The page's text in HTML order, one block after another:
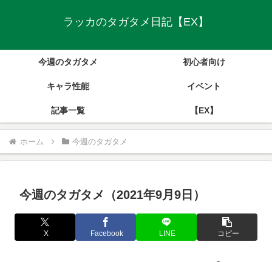
ラッカのタガタメ日記【EX】
今週のタガタメ 初心者向け
キャラ性能 イベント
記事一覧 【EX】
ホーム 今週のタガタメ
今週のタガタメ（2021年9月9日）
X Facebook LINE コピー